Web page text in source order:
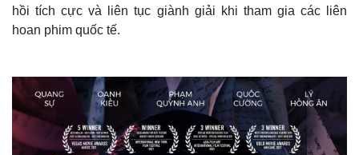
hồi tích cực và liên tục giành giải khi tham gia các liên
hoan phim quốc tế.